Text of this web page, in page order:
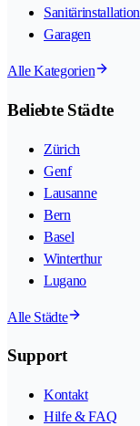
Sanitärinstallation
Garagen
Alle Kategorien
Beliebte Städte
Zürich
Genf
Lausanne
Bern
Basel
Winterthur
Lugano
Alle Städte
Support
Kontakt
Hilfe & FAQ